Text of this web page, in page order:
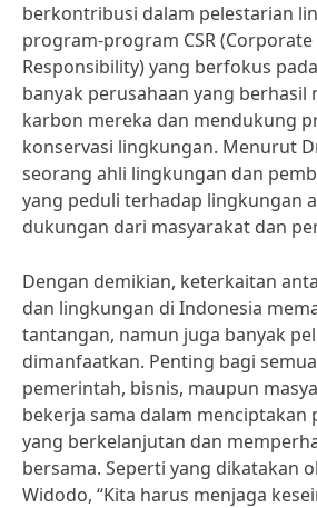
berkontribusi dalam pelestarian
program-program CSR (Corporate
Responsibility) yang berfokus
banyak perusahaan yang berhasil
karbon mereka dan mendukung
konservasi lingkungan. Menurut
seorang ahli lingkungan dan
yang peduli terhadap lingkungan
dukungan dari masyarakat dan
Dengan demikian, keterkaitan
dan lingkungan di Indonesia
tantangan, namun juga banyak
dimanfaatkan. Penting bagi
pemerintah, bisnis, maupun
bekerja sama dalam menciptakan
yang berkelanjutan dan
bersama. Seperti yang dikatakan
Widodo, “Kita harus menjaga